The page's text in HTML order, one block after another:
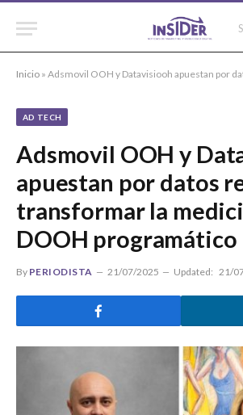
Inicio » Adsmovil OOH y Datavisiooh apuestan por datos reales para transformar
AD TECH
Adsmovil OOH y
apuestan por datos
transformar la
DOOH programático
By PERIODISTA 21/07/2025 Updated: 21/